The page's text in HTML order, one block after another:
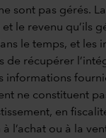
sont pas gérés.
et le revenu qu’ils
le temps, et les
de récupérer
informations
ne constituent
en
l’achat ou à la